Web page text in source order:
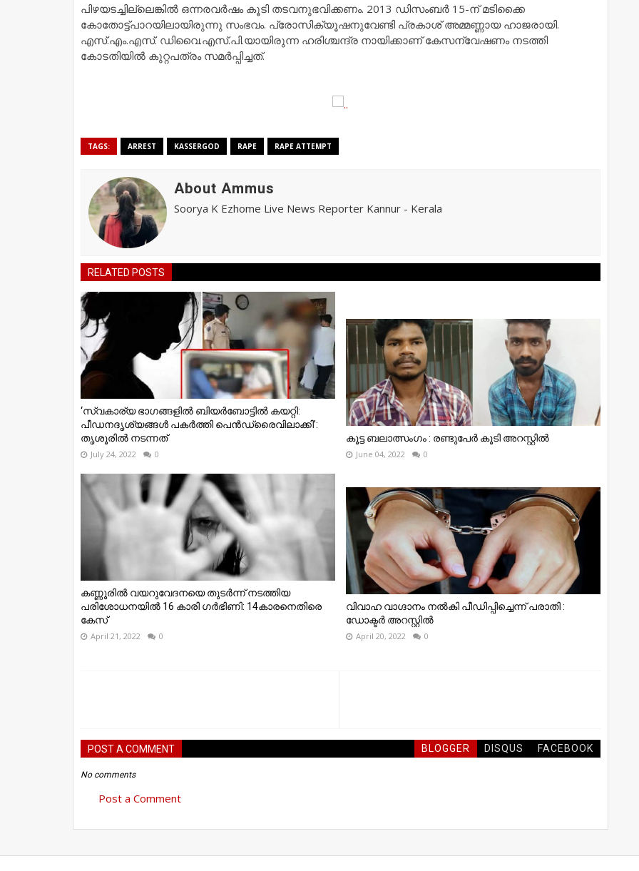
പിഴയടച്ചില്ലെങ്കിൽ ഒന്നരവർഷം കൂടി തടവനുഭവിക്കണം. 2013 ഡിസംബർ 15-ന് മടിക്കൈ
കോതോട്ട്പാറയിലായിരുന്നു സംഭവം. പ്രോസിക്യൂഷനുവേണ്ടി പ്രകാശ് അമ്മണ്ണായ ഹാജരായി.
എസ്.എം.എസ്. ഡിവൈ.എസ്.പി.യായിരുന്ന ഹരിശ്ചന്ദ്ര നായിക്കാണ് കേസന്വേഷണം നടത്തി
കോടതിയിൽ കുറ്റപത്രം സമർപ്പിച്ചത്.
TAGS: ARREST KASSERGOD RAPE RAPE ATTEMPT
About Ammus
Soorya K Ezhome Live News Reporter Kannur - Kerala
RELATED POSTS
‘സ്വകാര്യ ഭാഗങ്ങളിൽ ബിയർബോട്ടിൽ കയറ്റി:
പീഡനദൃശ്യങ്ങൾ പകർത്തി പെൻഡ്രൈവിലാക്കി’:
തൃശൂരിൽ നടന്നത്
July 24, 2022 0
കൂട്ട ബലാത്സംഗം : രണ്ടുപേർ കൂടി അറസ്റ്റിൽ
June 04, 2022 0
കണ്ണൂരിൽ വയറുവേദനയെ തുടർന്ന് നടത്തിയ
പരിശോധനയിൽ 16 കാരി ഗർഭിണി: 14കാരനെതിരെ
കേസ്
April 21, 2022 0
വിവാഹ വാഗ്ദാനം നൽകി പീഡിപ്പിച്ചെന്ന് പരാതി :
ഡോക്ടർ അറസ്റ്റിൽ
April 20, 2022 0
POST A COMMENT BLOGGER DISQUS FACEBOOK
No comments
Post a Comment